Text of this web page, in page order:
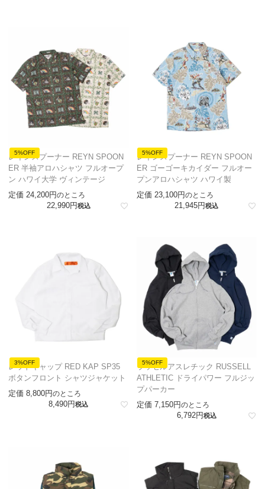
5%OFF
レインスプーナー REYN SPOON
ER 半袖アロハシャツ フルオープ
ン ハワイ大学 ヴィンテージ
定価 24,200 のところ
22,990 税込
5%OFF
レインスプーナー REYN SPOON
ER ゴーゴーキカイダー フルオー
プンアロハシャツ ハワイ製
定価 23,100 のところ
21,945 税込
3%OFF
レッドキャップ RED KAP SP35
ボタンフロント シャツジャケット
定価 8,800 のところ
8,490 税込
5%OFF
ラッセルアスレチック RUSSELL
ATHLETIC ドライパワー フルジッ
プパーカー
定価 7,150 のところ
6,792 税込